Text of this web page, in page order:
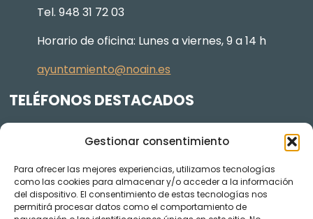
Gestionar consentimiento
Para ofrecer las mejores experiencias, utilizamos tecnologías
como las cookies para almacenar y/o acceder a la información
del dispositivo. El consentimiento de estas tecnologías nos
permitirá procesar datos como el comportamiento de
Tel. 948 31 72 03
Horario de oficina: Lunes a viernes, 9 a 14 h
ayuntamiento@noain.es
TELÉFONOS DESTACADOS
605 834 045
948 368 156
Jardinería y Agenda Local 2030
948 074 848
TRANSPARENCIA